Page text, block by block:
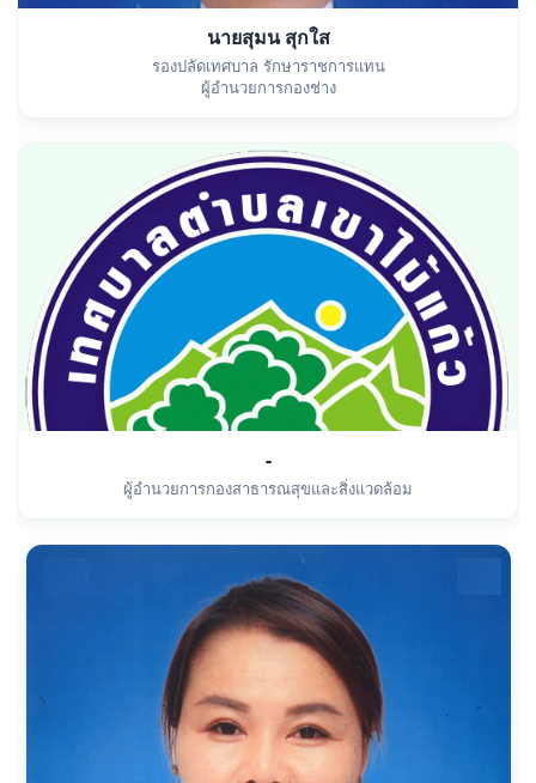
นายสุมน สุกใส
รองปลัดเทศบาล รักษาราชการแทน
ผู้อำนวยการกองช่าง
-
ผู้อำนวยการกองสาธารณสุขและสิ่งแวดล้อม